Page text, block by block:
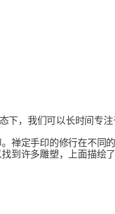
下，我们可以长时间专
。 禅定手印的修行在不同
到许多雕塑，上面描绘